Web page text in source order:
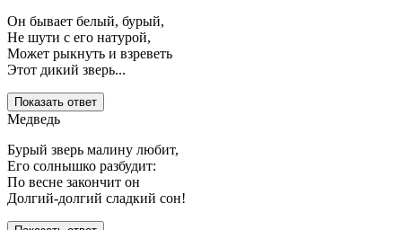
Он бывает белый, бурый,
Не шути с его натурой,
Может рыкнуть и взреветь
Этот дикий зверь...
Показать ответ
Медведь
Бурый зверь малину любит,
Его солнышко разбудит:
По весне закончит он
Долгий-долгий сладкий сон!